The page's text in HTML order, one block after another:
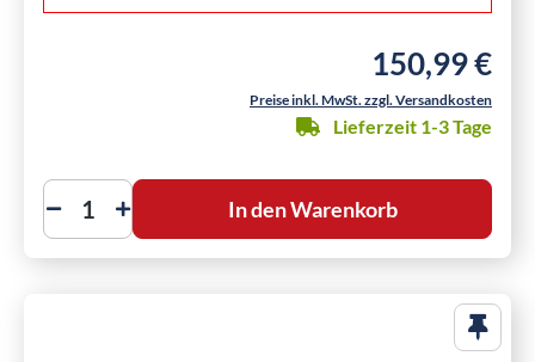
Regulärer Preis:
150,99 €
Preise inkl. MwSt. zzgl. Versandkosten
Lieferzeit 1-3 Tage
In den Warenkorb